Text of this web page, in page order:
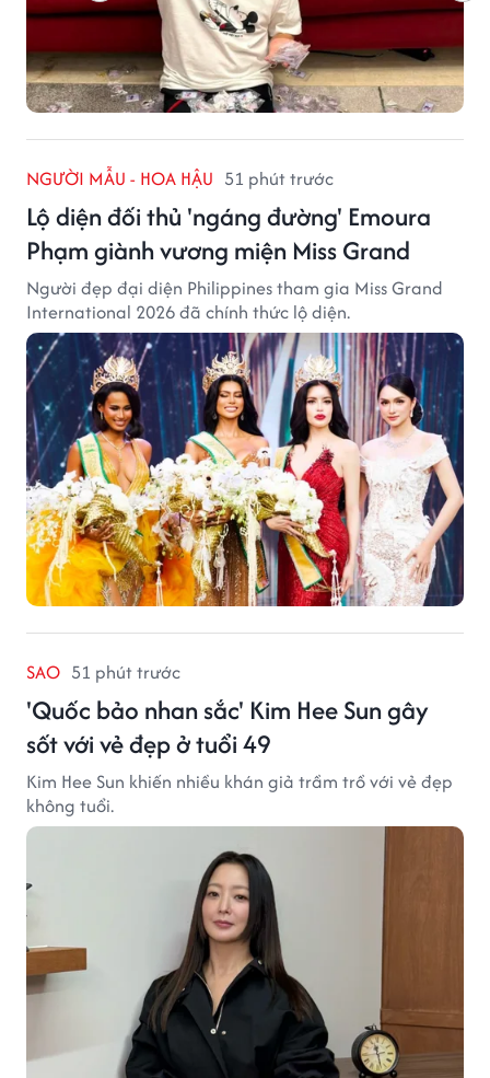
NGƯỜI MẪU - HOA HẬU 51 phút trước
Lộ diện đối thủ 'ngáng đường' Emoura
Phạm giành vương miện Miss Grand
Người đẹp đại diện Philippines tham gia Miss Grand
International 2026 đã chính thức lộ diện.
SAO 51 phút trước
'Quốc bảo nhan sắc' Kim Hee Sun gây
sốt với vẻ đẹp ở tuổi 49
Kim Hee Sun khiến nhiều khán giả trầm trồ với vẻ đẹp
không tuổi.